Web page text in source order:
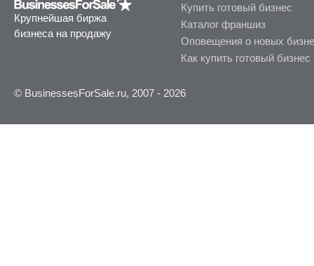
Крупнейшая биржа
бизнеса на продажу
Купить готовый бизнес
Каталог франшиз
Оповещения о новых
Как купить готовый бизнес
© BusinessesForSale.ru, 2007 - 2026